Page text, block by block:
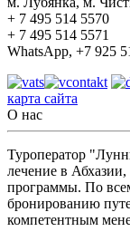
+ 7 495 514 5570
+ 7 495 514 5571
WhatsApp, +7 925
карта сайта
О нас
Туроператор
лечение в
программы. По
бронированию
компетентным